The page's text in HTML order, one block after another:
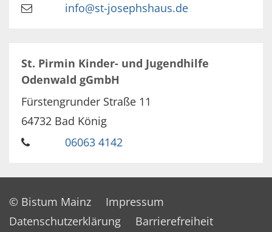
info@st-josephshaus.de
St. Pirmin Kinder- und Jugendhilfe
Odenwald gGmbH
Fürstengrunder Straße 11
64732 Bad König
06063 4142
© Bistum Mainz
Impressum
Datenschutzerklärung
Barrierefreiheit